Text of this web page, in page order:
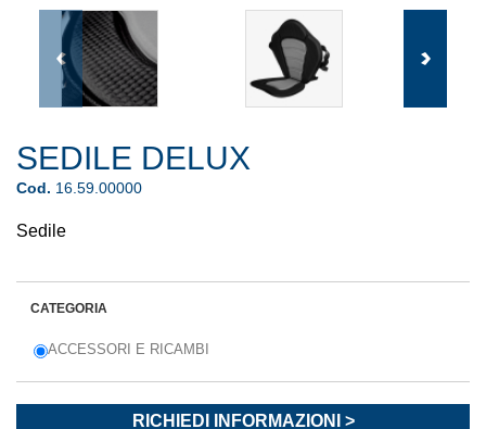
SEDILE DELUX
Cod. 16.59.00000
Sedile
CATEGORIA
ACCESSORI E RICAMBI
RICHIEDI INFORMAZIONI >